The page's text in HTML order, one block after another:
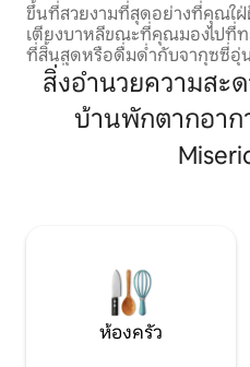
ขึ้นที่สวยงามที่สุดอย่างที่คุณใ
เตียงบาหลีขณะที่คุณมองไปที่ท
ที่สิ้นสุดหรือดื่มด่ำกับจากุซซี่อุ่
คุณดื่มคาวาสักแก้ว ซาวานนาบี
ออกแบบมาเพื่อการพักผ่อนใ
มนต์ขลังและมีเสน่ห์ ซาวานนา
ที่ที่มีมนต์ขลัง ตกแต่งอย่างมีเ
รายละเอียด ตกแต่งสไตล์โบโฮ
(180x180) อ่างจากุซซี่อุ่นพร้อม
ในเวลากลางคืน และพื้นที่นั่งเล่
คลาย อ่านหนังสือ หรือดื่มค็อก
เมนท์มีห้องนอน 2 ห้องพร้อมวิว
สิ่งอำนวยความสะ
บ้านพักตากอาก
ห้องครัว